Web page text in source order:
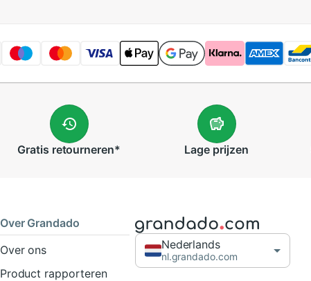
Gratis retourneren* Lage prijzen
Over Grandado
Over ons
Product rapporteren
Nederlands
nl.grandado.com